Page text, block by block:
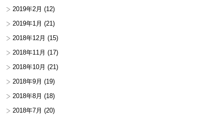
2019年2月 (12)
2019年1月 (21)
2018年12月 (15)
2018年11月 (17)
2018年10月 (21)
2018年9月 (19)
2018年8月 (18)
2018年7月 (20)